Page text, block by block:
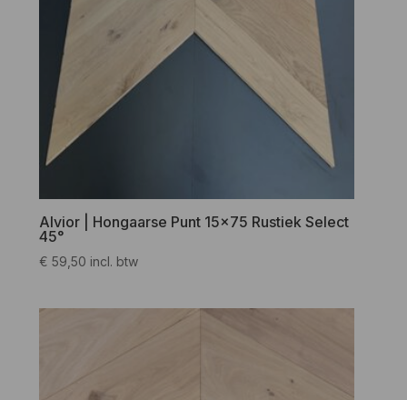
Alvior | Hongaarse Punt 15×75 Rustiek Select
45°
€ 59,50 incl. btw